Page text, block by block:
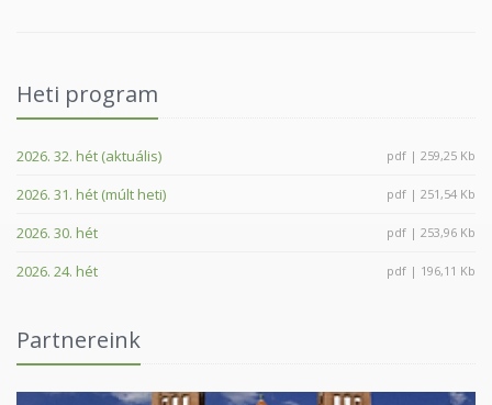
Heti program
2026. 32. hét (aktuális) pdf | 259,25 Kb
2026. 31. hét (múlt heti) pdf | 251,54 Kb
2026. 30. hét pdf | 253,96 Kb
2026. 24. hét pdf | 196,11 Kb
Partnereink